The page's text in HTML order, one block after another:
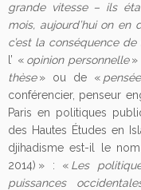
grande vitesse – ils
mois, aujourd’hui on en
c’est la conséquence
l’ « opinion personnelle»
thèse» ou de « pensée
conférencier, penseur
Paris en politiques
des Hautes Études en
djihadisme est-il le
2014) » : « Les
puissances